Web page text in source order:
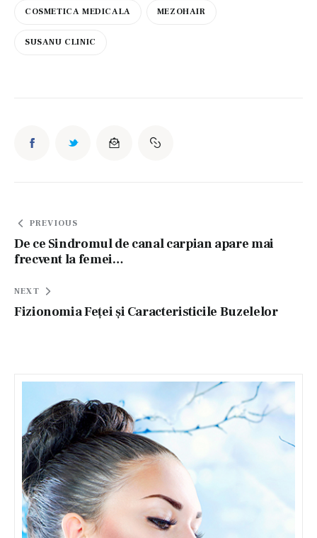
COSMETICA MEDICALA MEZOHAIR
SUSANU CLINIC
Navigare
în
articole
PREVIOUS
De ce Sindromul de canal carpian apare mai
frecvent la femei…
NEXT
Fizionomia Feței și Caracteristicile Buzelelor